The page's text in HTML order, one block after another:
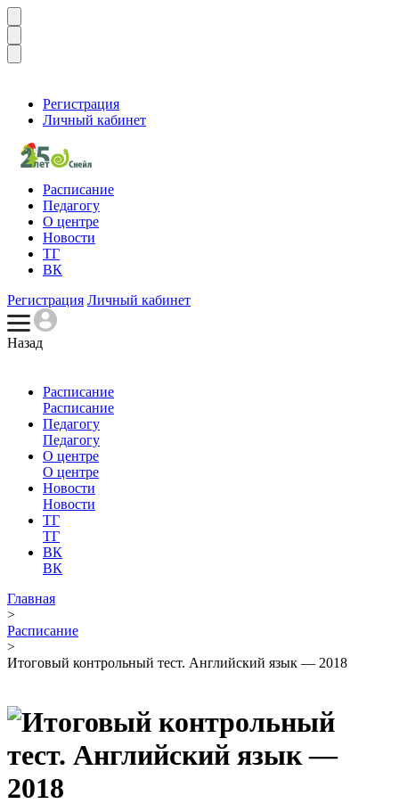
Регистрация
Личный кабинет
Расписание
Педагогу
О центре
Новости
ТГ
ВК
Регистрация Личный кабинет
Назад
Расписание
Расписание
Педагогу
Педагогу
О центре
О центре
Новости
Новости
ТГ
ТГ
ВК
ВК
Главная
>
Расписание
>
Итоговый контрольный тест. Английский язык — 2018